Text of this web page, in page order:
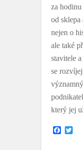
za
od sklepa
nejen o
ale také
stavitele
se
který jej
F